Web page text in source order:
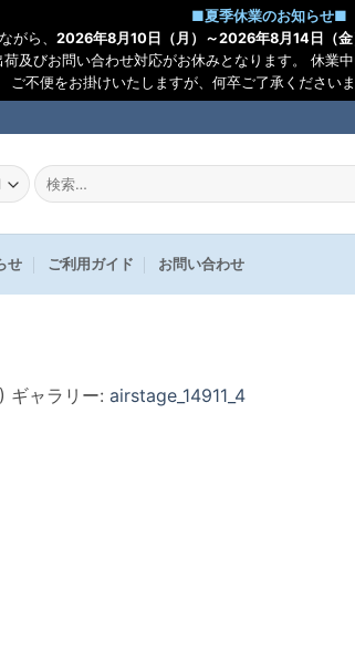
■夏季休業のお知らせ■
がら、 2026年8月10日（月）～2026年8月14日（金
及びお問い合わせ対応がお休みとなります。 休業
ご不便をお掛けいたしますが、何卒ご了承ください
検
索
果:
せ ご利用ガイド お問い合わせ
) ギャラリー: airstage_14911_4